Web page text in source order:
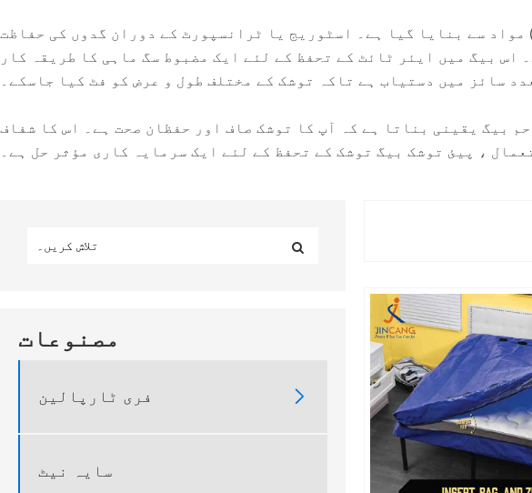
سے بنایا گیا ہے۔ اسٹوریج یا ٹرانسپورٹ کے دوران گدوں کی حفاظت
بیگ میں ایئر ٹائٹ کے تحفظ کے لئے ایک مضبوط سگ ماہی کا طریقہ کار
سائز میں دستیاب ہے تاکہ توشک کے مختلف طول و عرض کو فٹ کیا جاسکے۔
بیگ یقینی بناتا ہے کہ آپ کا توشک صاف اور حفظان صحت ہے۔ اس کا شفاف
، پیئ توشک بیگ توشک کے تحفظ کے لئے ایک سرمایہ کاری مؤثر حل ہے۔
مصنوعات
فری ٹارپالین 
سایہ نیٹ